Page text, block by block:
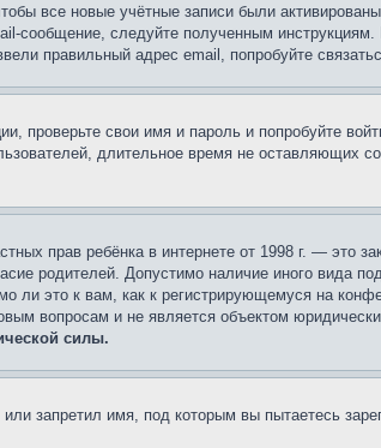
все новые учётные записи были
сообщение, следуйте полученным
правильный адрес email, попробуйте
проверьте свои имя и пароль и попробуйте
длительное время не оставляющих
прав ребёнка в интернете от 1998 г. — это
родителей. Допустимо наличие иного вида
это к вам, как к регистрирующемуся на
вопросам и не является объектом
силы.
запретил имя, под которым вы пытаетесь